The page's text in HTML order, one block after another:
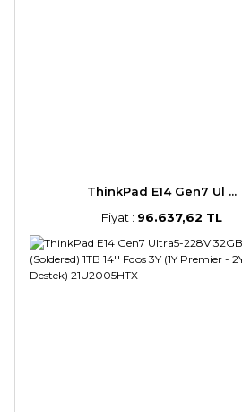
ThinkPad E14 Gen7 Ul ...
Fiyat : 96.637,62 TL